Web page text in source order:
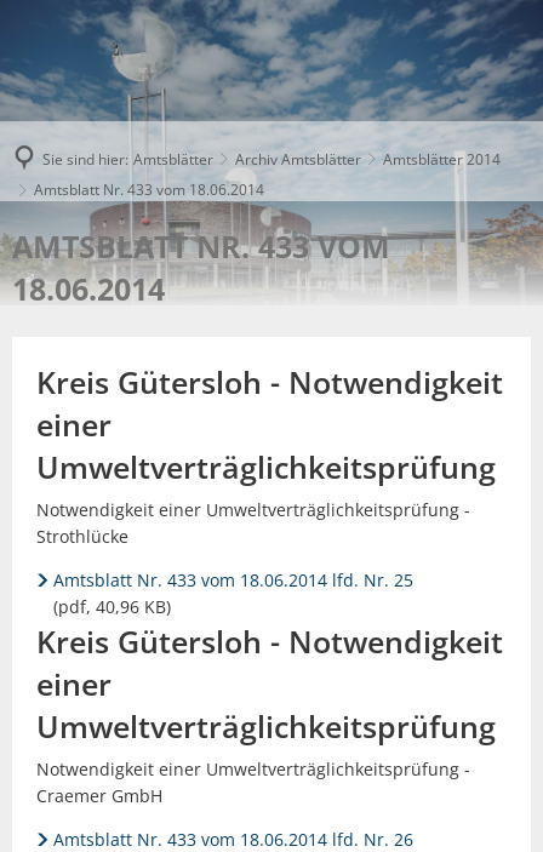
Sie sind hier: Amtsblätter Archiv Amtsblätter
Amtsblätter 2014
Amtsblatt Nr. 433 vom 18.06.2014
AMTSBLATT NR. 433 VOM
18.06.2014
Kreis Gütersloh - Notwendigkeit
einer
Umweltverträglichkeitsprüfung
Notwendigkeit einer Umweltverträglichkeitsprüfung -
Strothlücke
Amtsblatt Nr. 433 vom 18.06.2014 lfd. Nr. 25
(pdf, 40,96 KB)
Kreis Gütersloh - Notwendigkeit
einer
Umweltverträglichkeitsprüfung
Notwendigkeit einer Umweltverträglichkeitsprüfung -
Craemer GmbH
Amtsblatt Nr. 433 vom 18.06.2014 lfd. Nr. 26